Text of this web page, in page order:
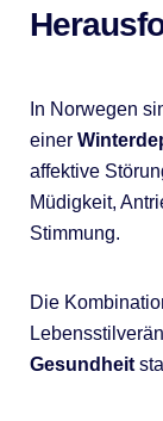
In Norwegen
einer
affektive
Müdigkeit,
Stimmung.
Die
Gesundheit